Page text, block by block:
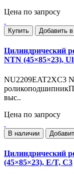
Цена по запросу
Купить Добавить
Цилиндрический
NTN (45×85×23),
NU2209EAT2XC3
выс..
Цена по запросу
В наличии
Цилиндрический
(45×85×23), E/T, C3